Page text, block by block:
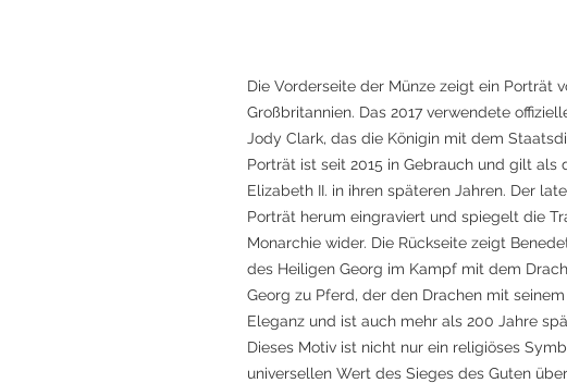
Die Vorderseite der Münze zeigt ein Porträt
Großbritannien. Das 2017 verwendete
Jody Clark, das die Königin mit dem
Porträt ist seit 2015 in Gebrauch und gilt als
Elizabeth II. in ihren späteren Jahren. Der
Porträt herum eingraviert und spiegelt die
Monarchie wider. Die Rückseite zeigt
des Heiligen Georg im Kampf mit dem
Georg zu Pferd, der den Drachen mit
Eleganz und ist auch mehr als 200 Jahre
Dieses Motiv ist nicht nur ein religiöses
universellen Wert des Sieges des Guten